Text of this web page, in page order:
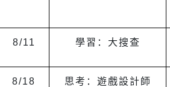
8/11 學習：大搜查
8/18 思考：遊戲設計師